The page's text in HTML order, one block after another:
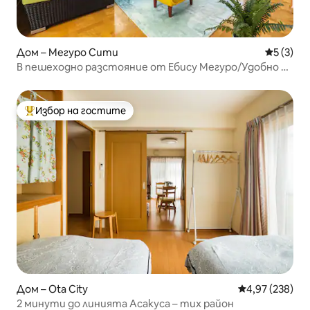
Дом – Мегуро Сити Средна
5 (3)
В пешеходно разстояние от Ебису Мегуро/Удобно за
Шинджуку и Асакуса/Самостоятелна къща с 3
спални, всекидневна и кухня/За до 10 души, Wi-Fi/За
семейства/Паркинг
Най-популярен избор на гостите
Избор на гостите
Дом – Ota City Средна
4,97 (238)
2 минути до линията Асакуса – тих район